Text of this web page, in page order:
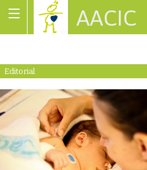
AACIC
Editorial